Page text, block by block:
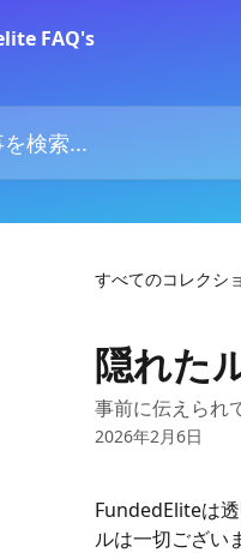
すべてのコレクシ
隠れた
事前に伝えられ
2026年2月6日
FundedEliteは
ルは一切ござい